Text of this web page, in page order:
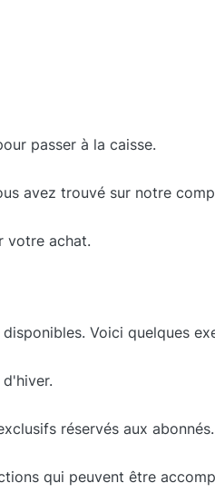
passer à la caisse.
avez trouvé sur notre
votre achat.
Voici quelques
réservés aux abonnés.
qui peuvent être